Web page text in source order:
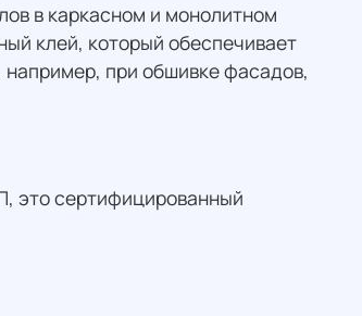
в каркасном и монолитном
клей, который обеспечивает
например, при обшивке фасадов,
это сертифицированный